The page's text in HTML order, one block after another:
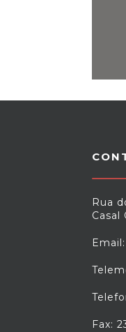
Rua
Casal
Email:
Fax: